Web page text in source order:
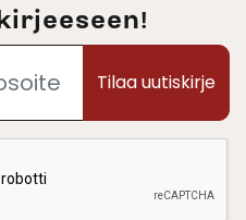
Tilaa uutiskirje